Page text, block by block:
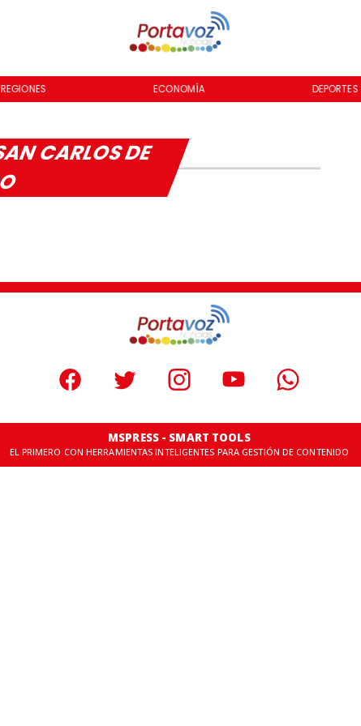
REGIONES ECONOMÍA DEPORTES
CARLOS DE
MSPRESS - SMART TOOLS
EL PRIMERO CON HERRAMIENTAS INTELIGENTES PARA GESTIÓN DE CONTENIDO